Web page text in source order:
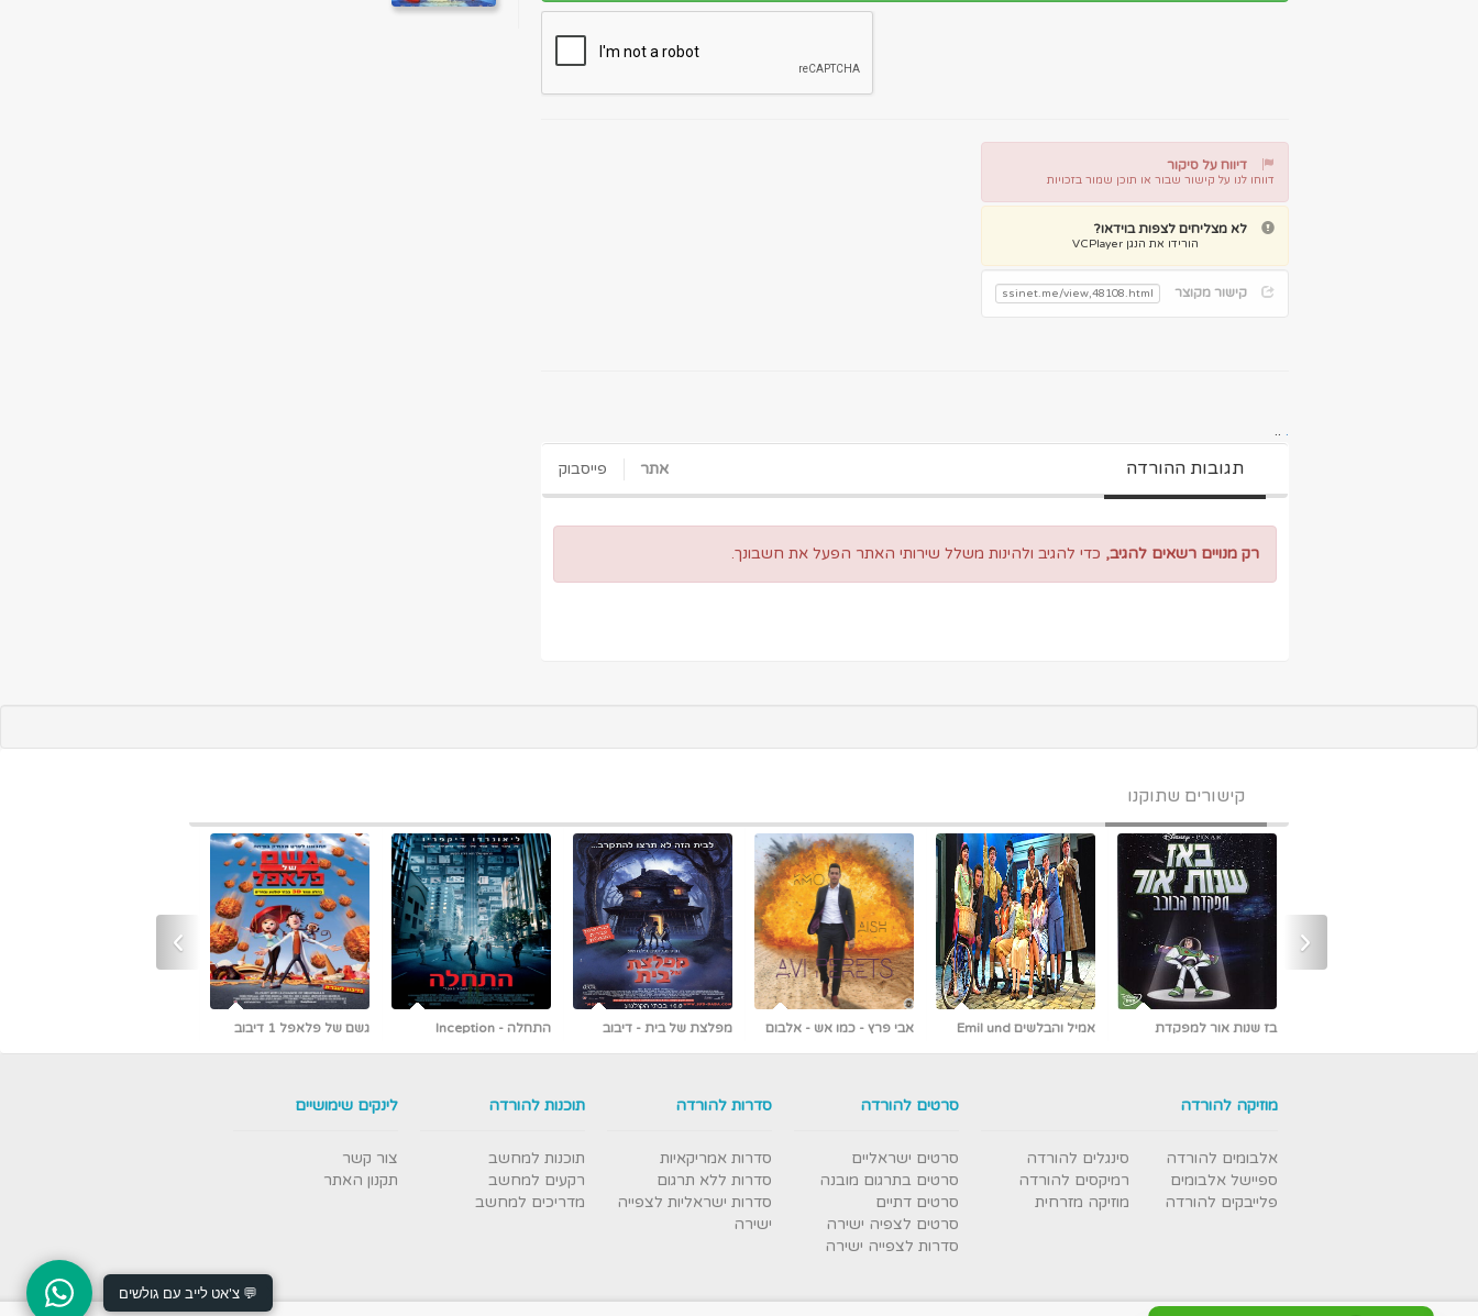
דיווח על סיקור
דווחו לנו על קישור שבור או תוכן שמור בזכויות
דיווח על קישור שבור
דיווח על תוכן מפר זכויות
לא מצליחים לצפות בוידאו?
הורידו את הנגן VCPlayer
קישור מקוצר
.
תגובות ההורדה אתר פייסבוק
רק מנויים רשאים להגיב, כדי להגיב ולהינות משלל שירותי האתר הפעל את חשבונך.
..
קישורים שתוקנו
אמיל והבלשים Emil und
אבי פרץ - כמו אש - אלבום
מפלצת של בית - דיבוב
התחלה - Inception
גשם של פלאפל 1 דיבוב
כמו גדולים (קלאסיקה עם
› ‹
מוזיקה להורדה
אלבומים להורדה
סינגלים להורדה
ספיישל אלבומים
רמיקסים להורדה
פלייבקים להורדה
מוזיקה מזרחית
סרטים להורדה
סרטים ישראליים
סרטים בתרגום מובנה
סרטים דתיים
סרטים לצפיה ישירה
סדרות לצפייה ישירה
סדרות להורדה
סדרות אמריקאיות
סדרות ללא תרגום
סדרות ישראליות לצפייה
ישירה
תוכנות להורדה
תוכנות למחשב
רקעים למחשב
מדריכים למחשב
לינקים שימושיים
צור קשר
תקנון האתר
💬 צ'אט לייב עם גולשים